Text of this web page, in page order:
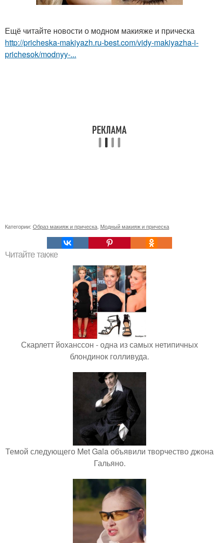
Ещё читайте новости о модном макияже и прическа
http://pricheska-makiyazh.ru-best.com/vidy-makiyazha-i-
prichesok/modnyy-...
Категории: Образ макияж и прическа, Модный макияж и прическа
Читайте также
Скарлетт йоханссон - одна из самых нетипичных
блондинок голливуда.
Темой следующего Met Gala объявили творчество джона
Гальяно.